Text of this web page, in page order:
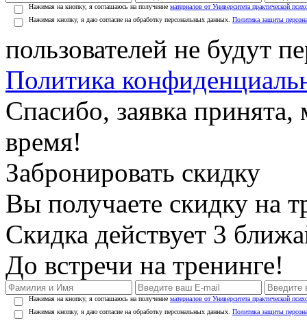
Нажимая на кнопку, я соглашаюсь на получение материалов от Университета практической
Нажимая кнопку, я даю согласие на обработку персональных данных. Политика защиты
пользователей не будут
Политика
Спасибо, заявка
время!
Забронировать скидку
Вы получаете скидку на
Скидка действует 3
До встречи на тренинге!
Нажимая на кнопку, я соглашаюсь на получение материалов от Университета практической
Нажимая кнопку, я даю согласие на обработку персональных данных. Политика защиты